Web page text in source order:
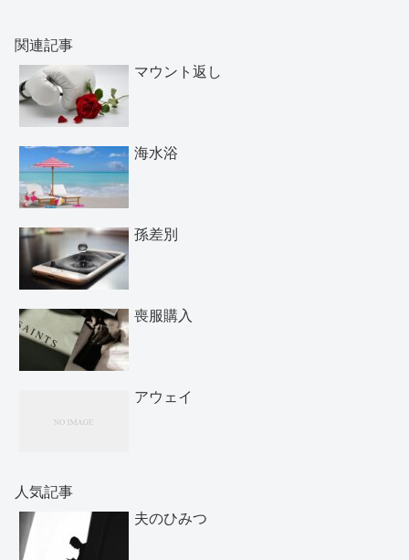
関連記事
マウント返し
海水浴
孫差別
喪服購入
アウェイ
人気記事
夫のひみつ